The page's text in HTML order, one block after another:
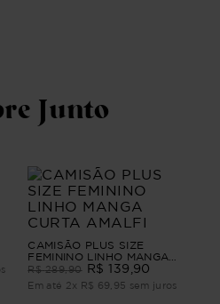
Junto
CAMISÃO PLUS SIZE
FEMININO LINHO MANGA
CURTA AMALFI
R$ 289,90 R$ 139 90
Em até 2x R$ 69 95 sem juros